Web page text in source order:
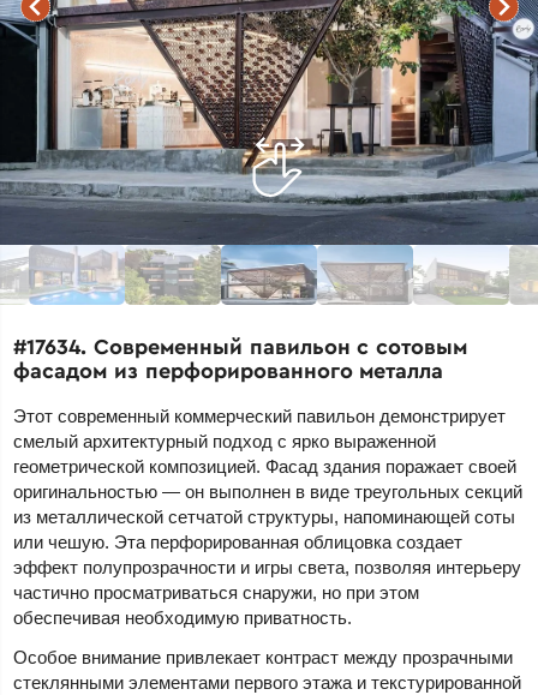
#17634. Современный павильон с сотовым
фасадом из перфорированного металла
Этот современный коммерческий павильон демонстрирует
смелый архитектурный подход с ярко выраженной
геометрической композицией. Фасад здания поражает своей
оригинальностью — он выполнен в виде треугольных секций
из металлической сетчатой структуры, напоминающей соты
или чешую. Эта перфорированная облицовка создает
эффект полупрозрачности и игры света, позволяя интерьеру
частично просматриваться снаружи, но при этом
обеспечивая необходимую приватность.
Особое внимание привлекает контраст между прозрачными
стеклянными элементами первого этажа и текстурированной